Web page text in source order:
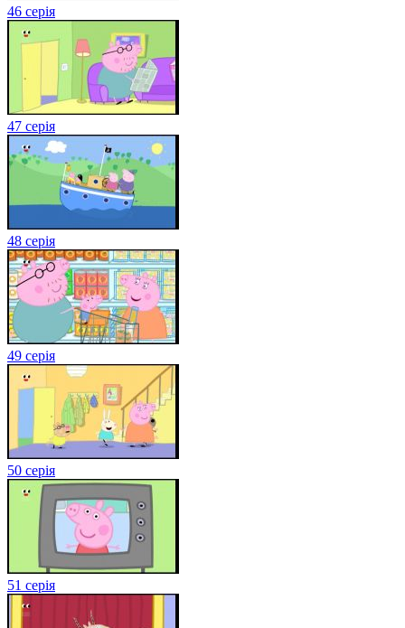
46 серія
47 серія
48 серія
49 серія
50 серія
51 серія